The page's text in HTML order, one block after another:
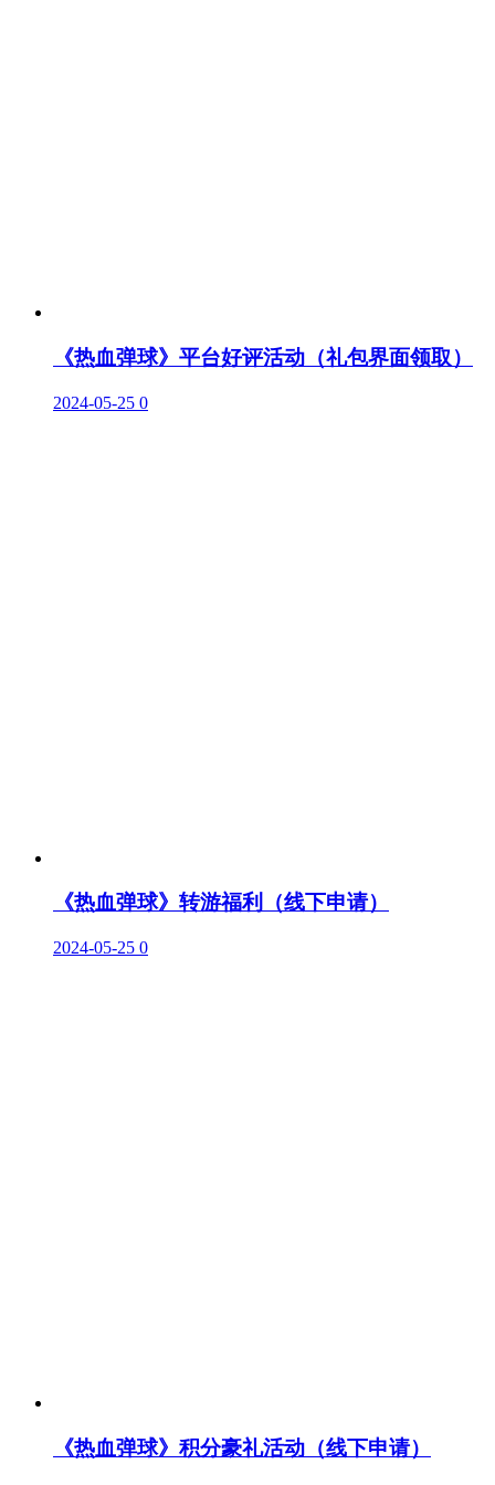
《热血弹球》平台好评活动（礼包界面领取）
2024-05-25 0
《热血弹球》转游福利（线下申请）
2024-05-25 0
《热血弹球》积分豪礼活动（线下申请）